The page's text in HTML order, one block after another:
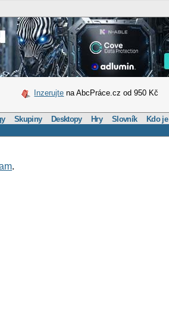
Inzerujte na AbcPráce.cz od 950 Kč
Skupiny Desktopy Hry Slovník Kdo je
.